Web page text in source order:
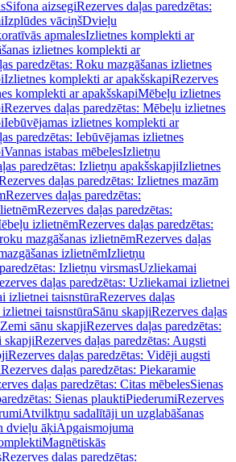
Sifona aizsegiRezerves daļas paredzētas:
Izplūdes vāciņšDvieļu
apmalesIzlietnes komplekti ar
izlietnes komplekti ar
paredzētas: Roku mazgāšanas izlietnes
Izlietnes komplekti ar apakšskapiRezerves
komplekti ar apakšskapiMēbeļu izlietnes
Rezerves daļas paredzētas: Mēbeļu izlietnes
Iebūvējamas izlietnes komplekti ar
paredzētas: Iebūvējamas izlietnes
Vannas istabas mēbelesIzlietņu
paredzētas: Izlietņu apakšskapjiIzlietnes
daļas paredzētas: Izlietnes mazām
Rezerves daļas paredzētas:
Rezerves daļas paredzētas:
izlietnēmRezerves daļas paredzētas:
mazgāšanas izlietnēmRezerves daļas
izlietnēmIzlietņu
Izlietņu virsmasUzliekamai
daļas paredzētas: Uzliekamai izlietnei
izlietnei taisnstūraRezerves daļas
taisnstūraSānu skapjiRezerves daļas
Zemi sānu skapjiRezerves daļas paredzētas:
skapjiRezerves daļas paredzētas: Augsti
Rezerves daļas paredzētas: Vidēji augsti
Rezerves daļas paredzētas: Piekaramie
daļas paredzētas: Citas mēbelesSienas
Sienas plauktiPiederumiRezerves
Atvilktņu sadalītāji un uzglabāšanas
dvieļu āķiApgaismojuma
Magnētiskās
Rezerves daļas paredzētas: